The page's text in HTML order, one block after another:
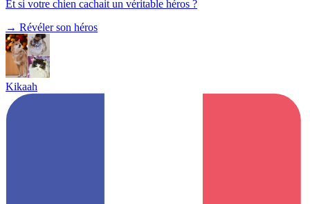
Et si votre chien cachait un véritable héros ?
→ Révéler son héros
Kikaah